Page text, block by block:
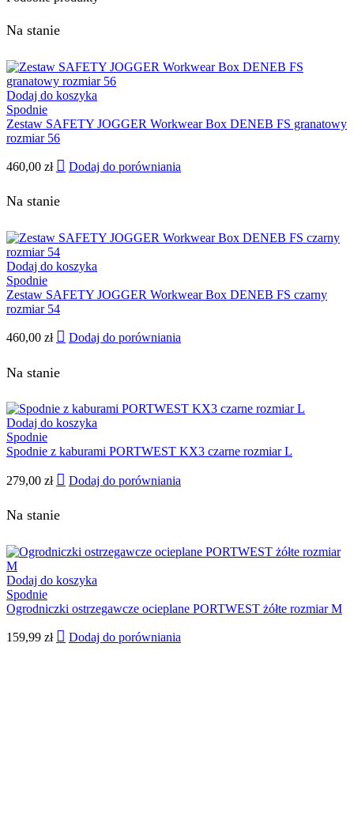
Na stanie
Dodaj do koszyka
Spodnie
Zestaw SAFETY JOGGER Workwear Box DENEB FS granatowy
rozmiar 56
460,00 zł Dodaj do porówniania
Na stanie
Dodaj do koszyka
Spodnie
Zestaw SAFETY JOGGER Workwear Box DENEB FS czarny
rozmiar 54
460,00 zł Dodaj do porówniania
Na stanie
Dodaj do koszyka
Spodnie
Spodnie z kaburami PORTWEST KX3 czarne rozmiar L
279,00 zł Dodaj do porówniania
Na stanie
Dodaj do koszyka
Spodnie
Ogrodniczki ostrzegawcze ocieplane PORTWEST żółte rozmiar M
159,99 zł Dodaj do porówniania